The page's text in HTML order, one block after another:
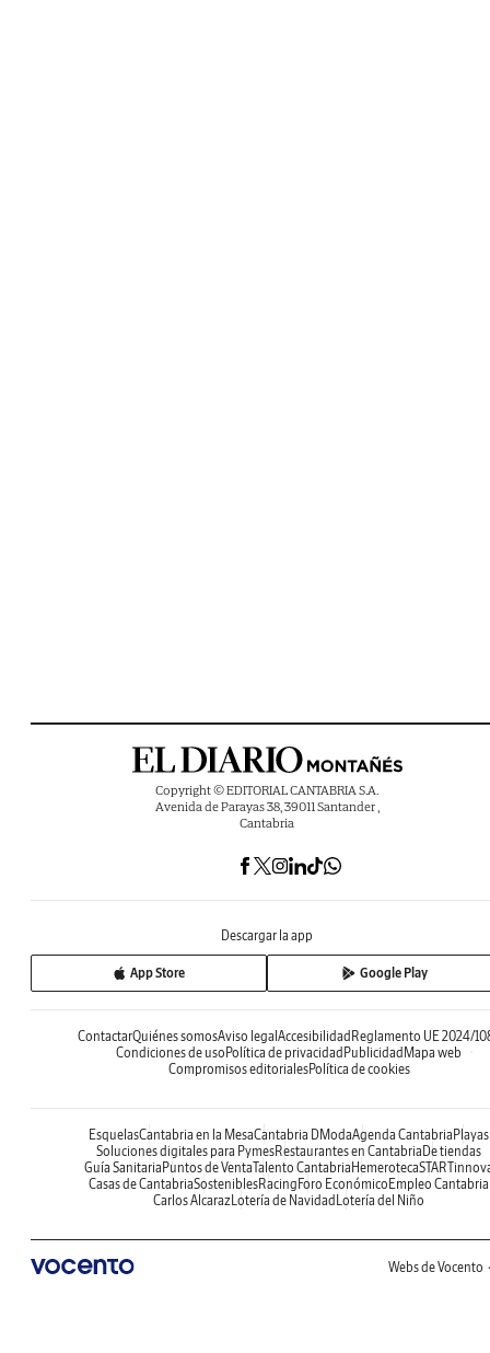
Copyright © EDITORIAL CANTABRIA S.A.
Avenida de Parayas 38, 39011 Santander ,
Cantabria
Descargar la app
App Store Google Play
ContactarQuiénes somosAviso legalAccesibilidadReglamento UE 2024/
Condiciones de usoPolítica de privacidadPublicidadMapa web
Compromisos editorialesPolítica de cookies
EsquelasCantabria en la MesaCantabria DModaAgenda CantabriaPlayas
Soluciones digitales para PymesRestaurantes en CantabriaDe tiendas
Guía SanitariaPuntos de VentaTalento CantabriaHemeroteca
Casas de CantabriaSosteniblesRacingForo EconómicoEmpleo Cantabria
Carlos AlcarazLotería de NavidadLotería del Niño
Webs de Vocento